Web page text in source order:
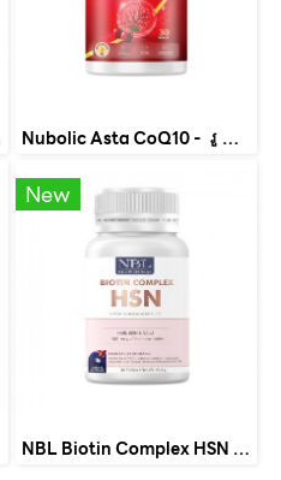
Nubolic Asta CoQ10 - រូបមន្តសម្រាប់ស្បែកក្មេង (30 Softgels)
New
NBL Biotin Complex HSN (30 เม็ด)